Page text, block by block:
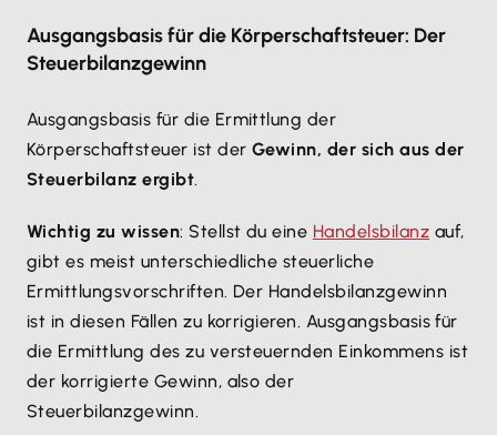
Ausgangsbasis für die Körperschaftsteuer: Der
Steuerbilanzgewinn
Ausgangsbasis für die Ermittlung der
Körperschaftsteuer ist der Gewinn, der sich aus der
Steuerbilanz ergibt.
Wichtig zu wissen: Stellst du eine Handelsbilanz auf,
gibt es meist unterschiedliche steuerliche
Ermittlungsvorschriften. Der Handelsbilanzgewinn
ist in diesen Fällen zu korrigieren. Ausgangsbasis für
die Ermittlung des zu versteuernden Einkommens ist
der korrigierte Gewinn, also der
Steuerbilanzgewinn.